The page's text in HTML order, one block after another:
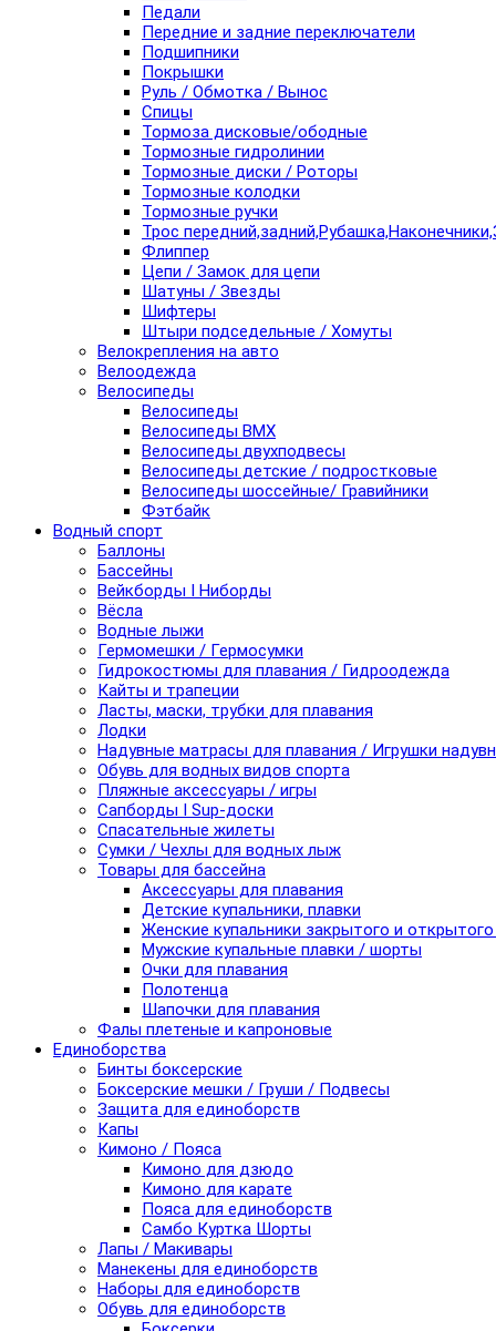
Педали
Передние и задние переключатели
Подшипники
Покрышки
Руль / Обмотка / Вынос
Спицы
Тормоза дисковые/ободные
Тормозные гидролинии
Тормозные диски / Роторы
Тормозные колодки
Тормозные ручки
Трос
Флиппер
Цепи / Замок для цепи
Шатуны / Звезды
Шифтеры
Штыри подседельные / Хомуты
Велокрепления на авто
Велоодежда
Велосипеды
Велосипеды
Велосипеды BMX
Велосипеды двухподвесы
Велосипеды детские / подростковые
Велосипеды шоссейные/ Гравийники
Фэтбайк
Водный спорт
Баллоны
Бассейны
Вейкборды I Ниборды
Вёсла
Водные лыжи
Гермомешки / Гермосумки
Гидрокостюмы для плавания / Гидроодежда
Кайты и трапеции
Ласты, маски, трубки для плавания
Лодки
Надувные матрасы для плавания / Игрушки
Обувь для водных видов спорта
Пляжные аксессуары / игры
Сапборды I Sup-доски
Спасательные жилеты
Сумки / Чехлы для водных лыж
Товары для бассейна
Аксессуары для плавания
Детские купальники, плавки
Женские купальники закрытого и
Мужские купальные плавки / шорты
Очки для плавания
Полотенца
Шапочки для плавания
Фалы плетеные и капроновые
Единоборства
Бинты боксерские
Боксерские мешки / Груши / Подвесы
Защита для единоборств
Капы
Кимоно / Пояса
Кимоно для дзюдо
Кимоно для карате
Пояса для единоборств
Самбо Куртка Шорты
Лапы / Макивары
Манекены для единоборств
Наборы для единоборств
Обувь для единоборств